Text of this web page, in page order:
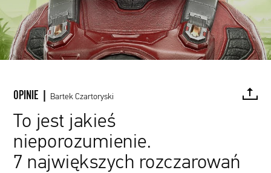
OPINIE | Bartek Czartoryski
To jest jakieś
nieporozumienie.
7 największych rozczarowań
FACEBOOK TWITTER PINTEREST MAIL